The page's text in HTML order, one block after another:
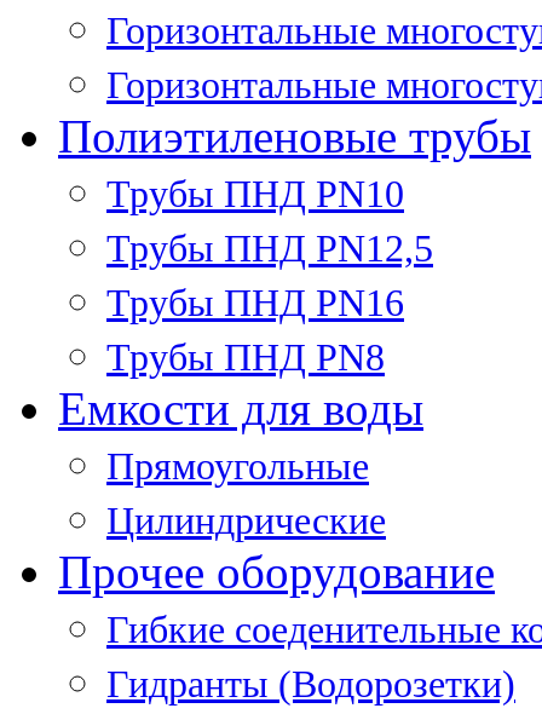
Горизонтальные
Горизонтальные
Полиэтиленовые трубы
Трубы ПНД PN10
Трубы ПНД PN12,5
Трубы ПНД PN16
Трубы ПНД PN8
Емкости для воды
Прямоугольные
Цилиндрические
Прочее оборудование
Гибкие соеденительные
Гидранты (Водорозетки)